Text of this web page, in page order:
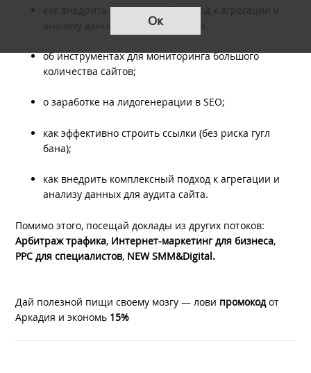
как внедрить комплексный подход к агрегации и
анализу данных для аудита сайта.
об инструментах для мониторинга большого
количества сайтов;
о заработке на лидогенерации в SEO;
как эффективно строить ссылки (без риска гугл
бана);
как внедрить комплексный подход к агрегации и
анализу данных для аудита сайта.
Помимо этого, посещай доклады из других потоков:
Арбитраж трафика, Интернет-маркетинг для бизнеса,
PPC для специалистов, NEW SMM&Digital.
Дай полезной пищи своему мозгу — лови промокодот
Аркадия и экономь 15%
Ок